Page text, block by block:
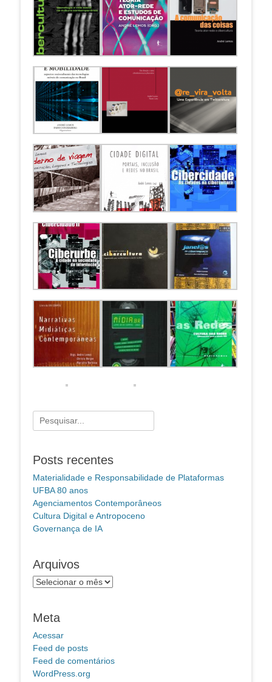
Pesquisar
por:
Posts recentes
Materialidade e Responsabilidade de Plataformas
UFBA 80 anos
Agenciamentos Contemporâneos
Cultura Digital e Antropoceno
Governança de IA
Arquivos
Arquivos
Meta
Acessar
Feed de posts
Feed de comentários
WordPress.org